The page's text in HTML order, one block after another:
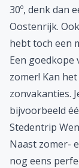
30º, denk dan
Oostenrijk.
hebt toch een
Een goedkope
zomer! Kan
zonvakanties.
bijvoorbeeld
Stedentrip
Naast zomer-
nog eens